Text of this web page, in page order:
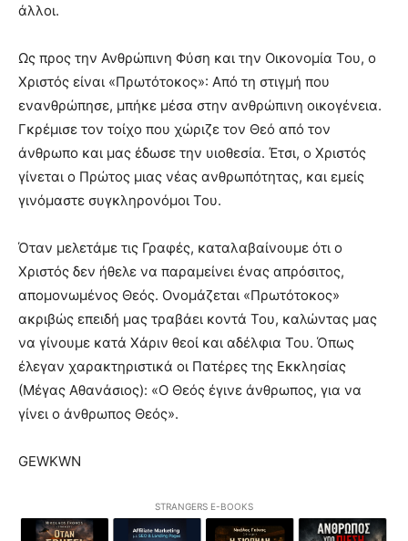
άλλοι.
Ως προς την Ανθρώπινη Φύση και την Οικονομία Του, ο
Χριστός είναι «Πρωτότοκος»: Από τη στιγμή που
ενανθρώπησε, μπήκε μέσα στην ανθρώπινη οικογένεια.
Γκρέμισε τον τοίχο που χώριζε τον Θεό από τον
άνθρωπο και μας έδωσε την υιοθεσία. Έτσι, ο Χριστός
γίνεται ο Πρώτος μιας νέας ανθρωπότητας, και εμείς
γινόμαστε συγκληρονόμοι Του.
Όταν μελετάμε τις Γραφές, καταλαβαίνουμε ότι ο
Χριστός δεν ήθελε να παραμείνει ένας απρόσιτος,
απομονωμένος Θεός. Ονομάζεται «Πρωτότοκος»
ακριβώς επειδή μας τραβάει κοντά Του, καλώντας μας
να γίνουμε κατά Χάριν θεοί και αδέλφια Του. Όπως
έλεγαν χαρακτηριστικά οι Πατέρες της Εκκλησίας
(Μέγας Αθανάσιος): «Ο Θεός έγινε άνθρωπος, για να
γίνει ο άνθρωπος Θεός».
GEWKWN
STRANGERS E-BOOKS